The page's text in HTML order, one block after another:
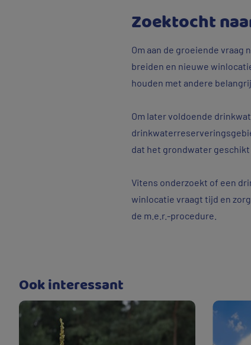
Zoektocht
Om aan de groeiende
breiden en nieuwe
houden met andere
Om later voldoende
dat het grondwater
Vitens onderzoekt of een
winlocatie vraagt tijd en
de m.e.r.-procedure.
Ook interessant